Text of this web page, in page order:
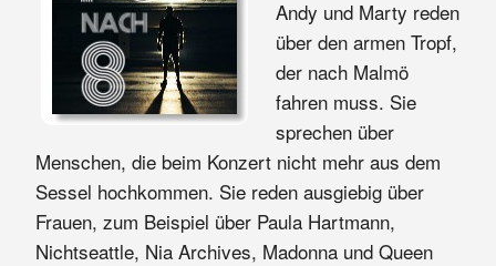
Andy und Marty reden
über den armen Tropf,
der nach Malmö
fahren muss. Sie
sprechen über
Menschen, die beim Konzert nicht mehr aus dem
Sessel hochkommen. Sie reden ausgiebig über
Frauen, zum Beispiel über Paula Hartmann,
Nichtseattle, Nia Archives, Madonna und Queen